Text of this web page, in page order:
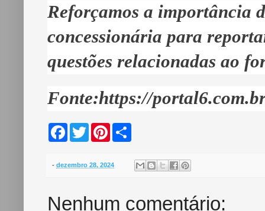
Reforçamos a importância
concessionária para
questões relacionadas ao
Fonte:https://
b
w
t
e
t
- dezembro 28, 2024
Nenhum comentário: